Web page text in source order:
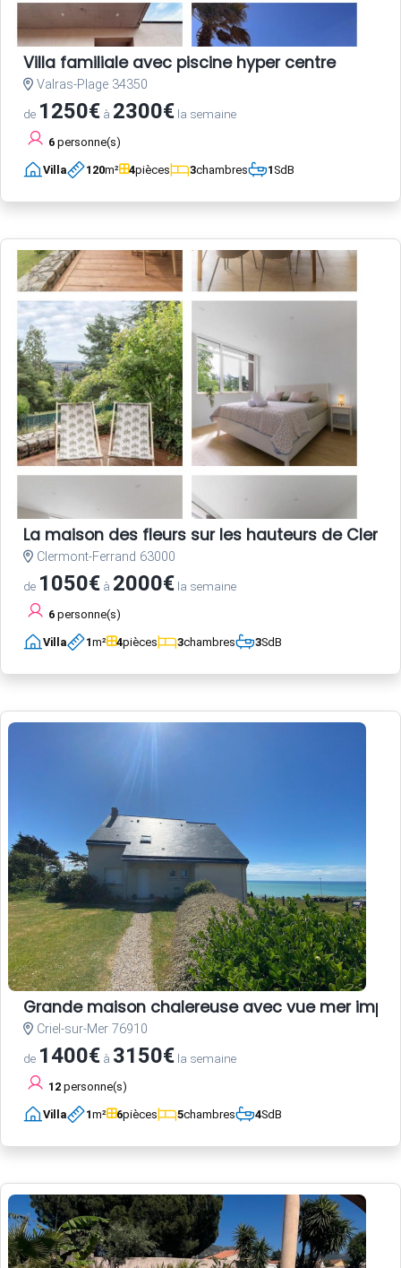
Villa familiale avec piscine hyper centre
Valras-Plage 34350
de 1250€ à 2300€ la semaine
6 personne(s)
Villa 120m² 4pièces 3chambres 1SdB
La maison des fleurs sur les hauteurs de
Clermont-Ferrand 63000
de 1050€ à 2000€ la semaine
6 personne(s)
Villa 1m² 4pièces 3chambres 3SdB
Grande maison chalereuse avec vue mer
Criel-sur-Mer 76910
de 1400€ à 3150€ la semaine
12 personne(s)
Villa 1m² 6pièces 5chambres 4SdB